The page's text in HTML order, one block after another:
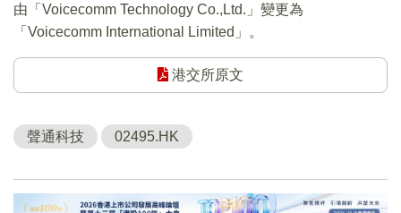
由「Voicecomm Technology Co.,Ltd.」變更為
「Voicecomm International Limited」。
港交所原文
聲通科技 02495.HK